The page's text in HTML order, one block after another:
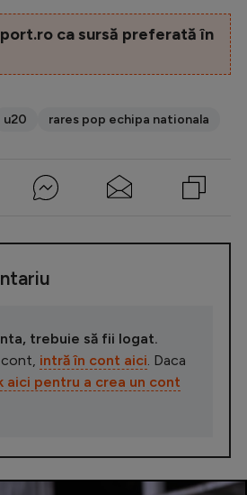
ca sursă preferată în
u20 rares pop echipa nationala
trebuie să fii logat.
intră în cont aici . Daca
aici pentru a crea un cont